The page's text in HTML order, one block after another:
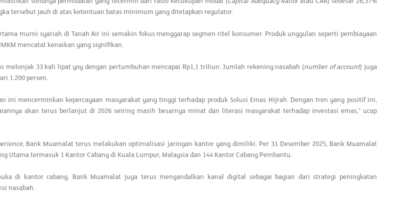
tersebut jauh di atas ketentuan batas minimum yang ditetapkan regulator.
murni syariah di Tanah Air ini semakin fokus menggarap segmen ritel konsumer. Produk unggulan seperti pembiayaan
mencatat kenaikan yang signifikan.
melonjak 33 kali lipat yoy dengan pertumbuhan mencapai Rp1,1 triliun. Jumlah rekening nasabah (number of account) juga
1.200 persen.
ini mencerminkan kepercayaan masyarakat yang tinggi terhadap produk Solusi Emas Hijrah. Dengan tren yang positif ini,
akan terus berlanjut di 2026 seiring masih besarnya minat dan literasi masyarakat terhadap investasi emas," ucap
, Bank Muamalat terus melakukan optimalisasi jaringan kantor yang dimiliki. Per 31 Desember 2025, Bank Muamalat
Utama termasuk 1 Kantor Cabang di Kuala Lumpur, Malaysia dan 144 Kantor Cabang Pembantu.
di kantor cabang, Bank Muamalat juga terus mengandalkan kanal digital sebagai bagian dari strategi peningkatan
nasabah.